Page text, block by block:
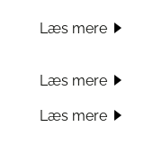
Læs mere
Læs mere
Læs mere